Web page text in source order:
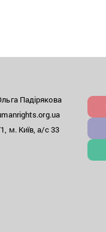
Падірякова
м. Київ, а/с 33